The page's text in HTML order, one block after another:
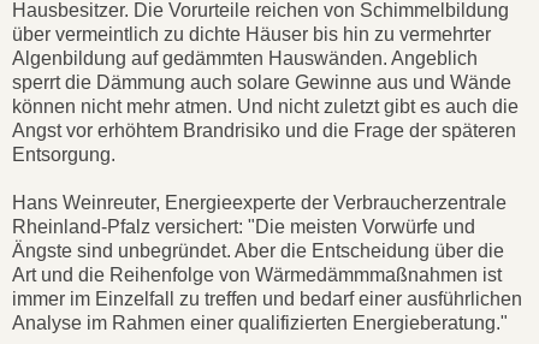
Hausbesitzer. Die Vorurteile reichen von Schimmelbildung
über vermeintlich zu dichte Häuser bis hin zu vermehrter
Algenbildung auf gedämmten Hauswänden. Angeblich
sperrt die Dämmung auch solare Gewinne aus und Wände
können nicht mehr atmen. Und nicht zuletzt gibt es auch die
Angst vor erhöhtem Brandrisiko und die Frage der späteren
Entsorgung.
Hans Weinreuter, Energieexperte der Verbraucherzentrale
Rheinland-Pfalz versichert: "Die meisten Vorwürfe und
Ängste sind unbegründet. Aber die Entscheidung über die
Art und die Reihenfolge von Wärmedämmmaßnahmen ist
immer im Einzelfall zu treffen und bedarf einer ausführlichen
Analyse im Rahmen einer qualifizierten Energieberatung."